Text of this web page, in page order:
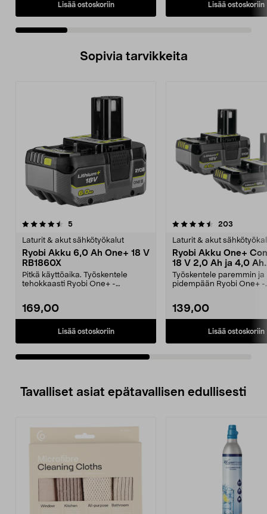
Lisää ostoskoriin Lisää ostoskoriin
Sopivia tarvikkeita
5arvostelut
Laturit & akut sähkötyökalut
Ryobi Akku 6,0 Ah One+ 18 V
RB1860X
Pitkä käyttöaika. Työskentele
tehokkaasti Ryobi One+ -
169,00
Lisää ostoskoriin
4.5viidestä
203
Laturit & akut
Ryobi Akku One+
18 V 2,0 Ah ja 4,0 Ah
RB18242X
Työskentele paremmin ja
pidempään Ryobi One+ -
139,00
Lisää ostoskoriin
4.5viidestä
Tavalliset asiat epätavallisen edullisesti